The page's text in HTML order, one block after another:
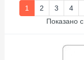
1 2 3 4
Показано